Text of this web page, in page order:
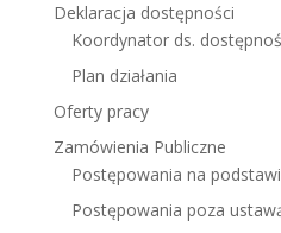
Deklaracja dostępności
Koordynator ds.
Plan działania
Oferty pracy
Zamówienia Publiczne
Postępowania na
Postępowania poza